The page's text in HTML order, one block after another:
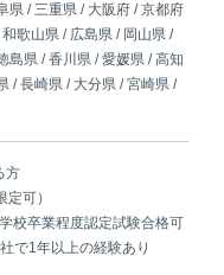
県 / 三重県 / 大阪府 / 京都府
歌山県 / 広島県 / 岡山県 /
島県 / 香川県 / 愛媛県 / 高知
/ 長崎県 / 大分県 / 宮崎県 /
方
可）
校卒業程度認定試験合格可
で1年以上の経験あり